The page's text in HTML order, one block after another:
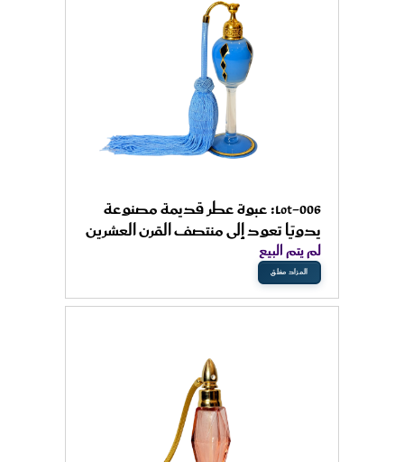
Lot-006: عبوة عطر قديمة مصنوعة
يدويًا تعود إلى منتصف القرن العشرين
لم يتم البيع
المزاد مغلق